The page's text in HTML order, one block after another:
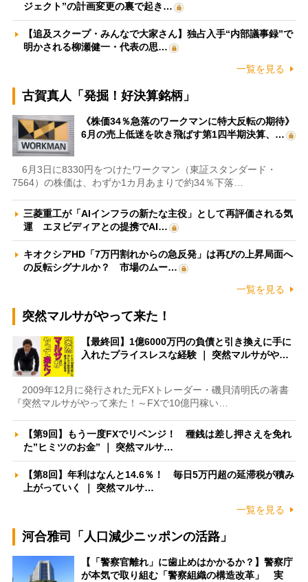
ジェクト”の計画変更の裏で起き…
【追及スクープ・みんなで大家さん】独占入手“内部議事録”で
明かされる柳瀬健一・代表の思…
一覧を見る
古賀真人「発掘！好決算銘柄」
《株価34％急落のワークマンに特大反転の期待》
6月の売上低迷を吹き飛ばす第1四半期決算、…
6月3日に8330円をつけたワークマン（東証スタンダード・
7564）の株価は、わずか1カ月あまりで約34％下落…
三菱重工が「AIインフラの新たな主役」として再評価される気
運 エヌビディアとの提携でAI…
キオクシアHD「7万円割れからの急反発」は再びの上昇局面へ
の反転シグナルか？ 市場のムー…
一覧を見る
突然マルサがやって来た！
【最終回】1億6000万円の負債と引き換えに手に
入れたプライスレスな経験 ｜ 突然マルサがや…
2009年12月に発行された元FXトレーダー・磯貝清明氏の著書
『突然マルサがやって来た！～FXで10億円稼い…
【第9回】もう一度FXでリベンジ！ 種銭は差し押さえを免れ
た”ヒミツのお金” ｜ 突然マルサ…
【第8回】年利はなんと14.6％！ 毎日5万円超の延滞税が積み
上がっていく ｜ 突然マルサ…
一覧を見る
河合雅司「人口減少ニッポンの活路」
【「警察官離れ」に歯止めはかかるか？】警察庁
が本気で取り組む「警察組織の構造改革」 実